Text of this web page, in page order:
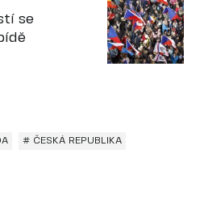
se
# ČESKÁ REPUBLIKA